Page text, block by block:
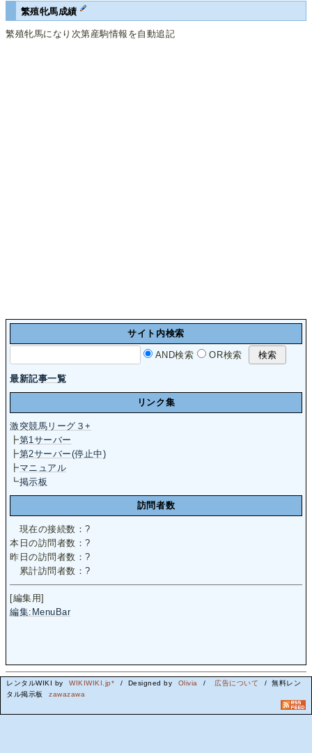
繁殖牝馬成績
繁殖牝馬になり次第産駒情報を自動追記
サイト内検索
AND検索 OR検索
最新記事一覧
リンク集
激突競馬リーグ３+
┣第1サーバー
┣第2サーバー(停止中)
┣マニュアル
┗掲示板
訪問者数
現在の接続数：?
本日の訪問者数：?
昨日の訪問者数：?
累計訪問者数：?
[編集用]
編集:MenuBar
レンタルWIKI by WIKIWIKI.jp* / Designed by Olivia / 広告について
/ 無料レン
タル掲示板
zawazawa